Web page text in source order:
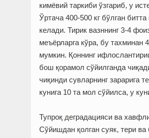
кимёвий таркиби ўзгариб, у
Ўртача 400-500 кг бўлган
келади. Тирик вазннинг 3-4
меъёрларга кўра, бу тахминан
мумкин. Қоннинг
бош қорамол сўйилганда
чиқинди сувларнинг зарарига
кунига 10 та мол сўйилса, у
Тупроқ деградацияси ва
Сўйишдан қолган суяк, тери